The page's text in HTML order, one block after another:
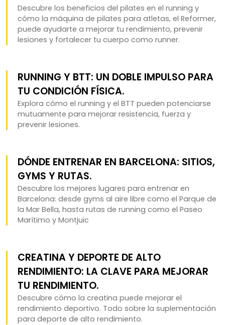
Descubre los beneficios del pilates en el running y
cómo la máquina de pilates para atletas, el Reformer,
puede ayudarte a mejorar tu rendimiento, prevenir
lesiones y fortalecer tu cuerpo como runner.
RUNNING Y BTT: UN DOBLE IMPULSO PARA
TU CONDICIÓN FÍSICA.
Explora cómo el running y el BTT pueden potenciarse
mutuamente para mejorar resistencia, fuerza y
prevenir lesiones.
DÓNDE ENTRENAR EN BARCELONA: SITIOS,
GYMS Y RUTAS.
Descubre los mejores lugares para entrenar en
Barcelona: desde gyms al aire libre como el Parque de
la Mar Bella, hasta rutas de running como el Paseo
Marítimo y Montjuïc
CREATINA Y DEPORTE DE ALTO
RENDIMIENTO: LA CLAVE PARA MEJORAR
TU RENDIMIENTO.
Descubre cómo la creatina puede mejorar el
rendimiento deportivo. Todo sobre la suplementación
para deporte de alto rendimiento.